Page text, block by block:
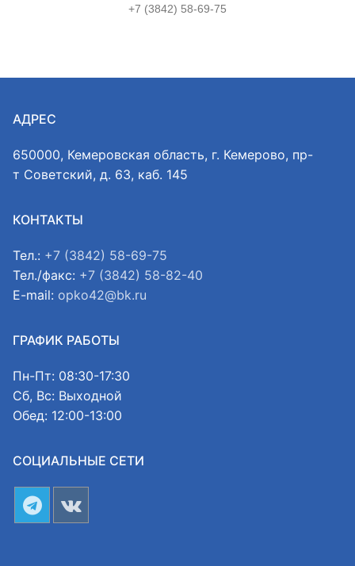
+7 (3842) 58-69-75
АДРЕС
650000, Кемеровская область, г. Кемерово, пр-
т Советский, д. 63, каб. 145
КОНТАКТЫ
Тел.: +7 (3842) 58-69-75
Тел./факс: +7 (3842) 58-82-40
E-mail: opko42@bk.ru
ГРАФИК РАБОТЫ
Пн-Пт: 08:30-17:30
Сб, Вс: Выходной
Обед: 12:00-13:00
СОЦИАЛЬНЫЕ СЕТИ